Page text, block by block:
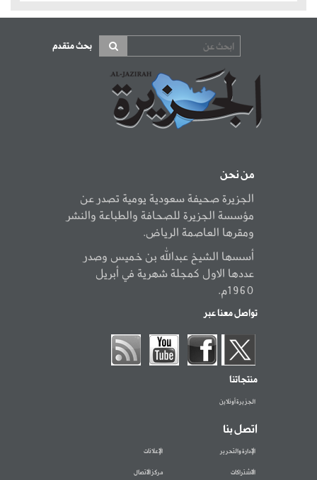
بحث متقدم
من نحن
الجزيرة صحيفة سعودية يومية تصدر عن
مؤسسة الجزيرة للصحافة والطباعة والنشر
ومقرها العاصمة الرياض.
أسسها الشيخ عبدالله بن خميس وصدر
عددها الاول كمجلة شهرية في أبريل
1960م.
تواصل معنا عبر
منتجاتنا
الجزيرة أونلاين
اتصل بنا
الإدارة والتحرير الإعلانات
الاشتراكات مركز الاتصال